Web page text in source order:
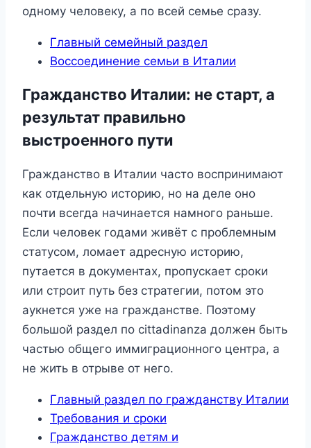
одному человеку, а по всей семье сразу.
Главный семейный раздел
Воссоединение семьи в Италии
Гражданство Италии: не старт, а
результат правильно
выстроенного пути
Гражданство в Италии часто воспринимают
как отдельную историю, но на деле оно
почти всегда начинается намного раньше.
Если человек годами живёт с проблемным
статусом, ломает адресную историю,
путается в документах, пропускает сроки
или строит путь без стратегии, потом это
аукнется уже на гражданстве. Поэтому
большой раздел по cittadinanza должен быть
частью общего иммиграционного центра, а
не жить в отрыве от него.
Главный раздел по гражданству Италии
Требования и сроки
Гражданство детям и